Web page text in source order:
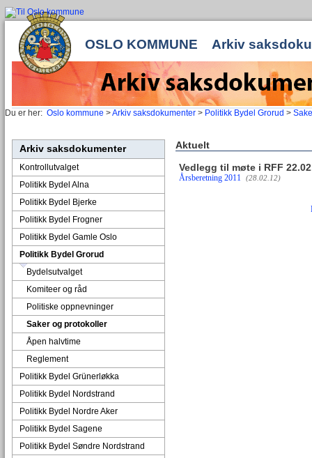
OSLO KOMMUNE Arkiv
Du er her: Oslo kommune >Arkiv saksdokumenter > Politikk Bydel Grorud >
Arkiv saksdokumenter
Kontrollutvalget
Politikk Bydel Alna
Politikk Bydel Bjerke
Politikk Bydel Frogner
Politikk Bydel Gamle Oslo
Politikk Bydel Grorud
Bydelsutvalget
Komiteer og råd
Politiske oppnevninger
Saker og protokoller
Åpen halvtime
Reglement
Politikk Bydel Grünerløkka
Politikk Bydel Nordstrand
Politikk Bydel Nordre Aker
Politikk Bydel Sagene
Politikk Bydel Søndre Nordstrand
Aktuelt
Vedlegg til møte i RFF
Årsberetning 2011 (28.02.12)